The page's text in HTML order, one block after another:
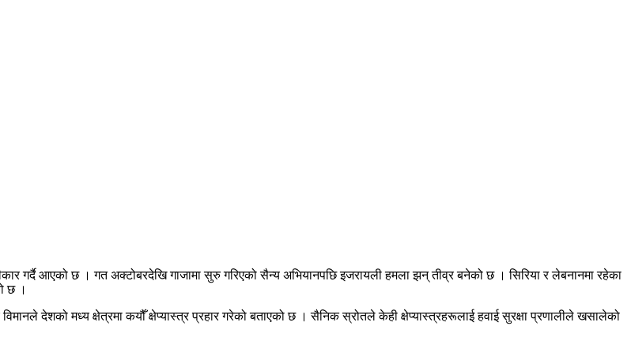
गर्दै आएको छ । गत अक्टोबरदेखि गाजामा सुरु गरिएको सैन्य अभियानपछि इजरायली हमला झन् तीव्र बनेको छ । सिरिया र लेबनानमा रहेका
छ ।
देशको मध्य क्षेत्रमा कयौँ क्षेप्यास्त्र प्रहार गरेको बताएको छ । सैनिक स्रोतले केही क्षेप्यास्त्रहरूलाई हवाई सुरक्षा प्रणालीले खसालेको